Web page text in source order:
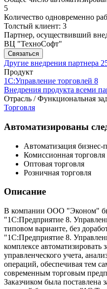
5
Количество одновременно
Толстый клиент: 3
Партнер, осуществивший
ВЦ "ТехноСофт"
Связаться
Другие внедрения партнера
Продукт
1С:Управление торговлей 8
Внедрения продукта всеми
Отрасль / Функциональная
Торговля
Автоматизированы
Автоматизация бизнес-
Комиссионная торговля
Оптовая торговля
Розничная торговля
Описание
В компании ООО "Эконом"
"1С:Предприятие 8.
типовом варианте, без
"1С:Предприятие 8.
комплексе автоматизировать
управленческого учета,
операций, обеспечивая тем
современным торговым
Заказчиком была поставлена